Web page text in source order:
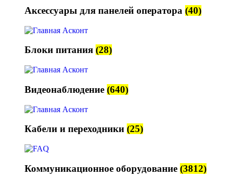
Аксессуары для панелей оператора (40)
Блоки питания (28)
Видеонаблюдение (640)
Кабели и переходники (25)
Коммуникационное оборудование (3812)